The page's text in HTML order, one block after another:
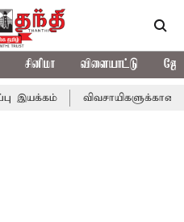
சினிமா விளையாட்டு
விவசாயிகளுக்கான இலவச